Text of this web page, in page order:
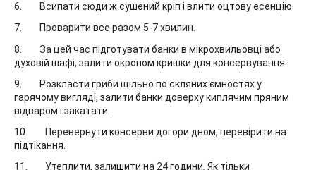
Всипати сюди ж сушений кріп і влити оцтову есенцію.
Проварити все разом 5-7 хвилин.
За цей час підготувати банки в мікрохвильовці або
духовій шафі, залити окропом кришки для консервування.
Розкласти гриби щільно по скляних ємностях у
гарячому вигляді, залити банки доверху киплячим пряним
відваром і закатати.
Перевернути консерви догори дном, перевірити на
підтікання.
Утеплити, залишити на 24 години. Як тільки